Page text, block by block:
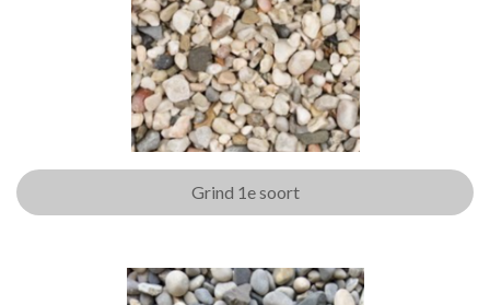
Grind 1e soort